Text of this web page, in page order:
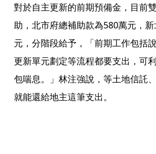
對於自主更新的前期預備金，目前
助，北市府總補助款為580萬元，
元，分階段給予，「前期工作包括
更新單元劃定等流程都要支出，可
包喘息。」林注強說，等土地信託
就能還給地主這筆支出。